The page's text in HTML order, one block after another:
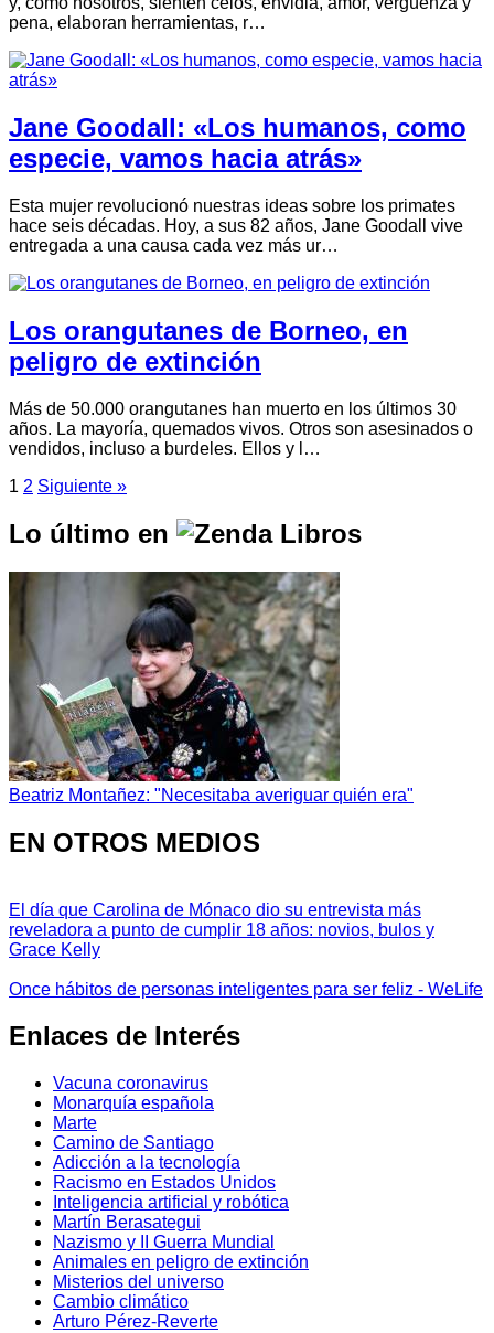
pena, elaboran herramientas, r…
Jane Goodall: «Los humanos, como
especie, vamos hacia atrás»
Esta mujer revolucionó nuestras ideas sobre los primates
hace seis décadas. Hoy, a sus 82 años, Jane Goodall vive
entregada a una causa cada vez más ur…
Los orangutanes de Borneo, en
peligro de extinción
Más de 50.000 orangutanes han muerto en los últimos 30
años. La mayoría, quemados vivos. Otros son asesinados o
vendidos, incluso a burdeles. Ellos y l…
1 2 Siguiente »
Lo último en
Beatriz Montañez: "Necesitaba averiguar quién era"
EN OTROS MEDIOS
El día que Carolina de Mónaco dio su entrevista más
reveladora a punto de cumplir 18 años: novios, bulos y
Grace Kelly
Once hábitos de personas inteligentes para ser feliz - WeLife
Enlaces de Interés
Vacuna coronavirus
Monarquía española
Marte
Camino de Santiago
Adicción a la tecnología
Racismo en Estados Unidos
Inteligencia artificial y robótica
Martín Berasategui
Nazismo y II Guerra Mundial
Animales en peligro de extinción
Misterios del universo
Cambio climático
Arturo Pérez-Reverte